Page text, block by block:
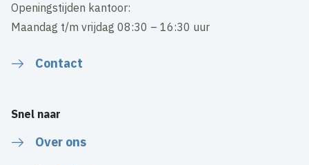
Openingstijden kantoor:
Maandag t/m vrijdag 08:30 – 16:30 uur
Contact
Snel naar
Over ons